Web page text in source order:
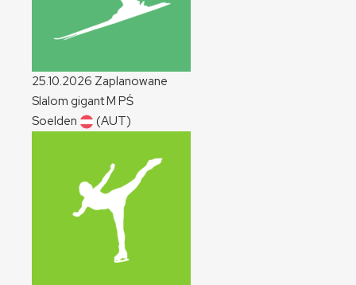
25.10.2026 Zaplanowane
Slalom gigantM PŚ
Soelden
(AUT)